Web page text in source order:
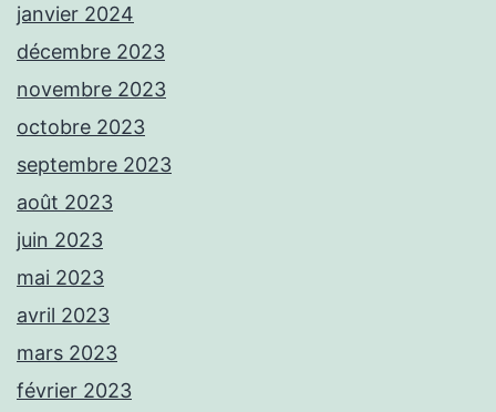
janvier 2024
décembre 2023
novembre 2023
octobre 2023
septembre 2023
août 2023
juin 2023
mai 2023
avril 2023
mars 2023
février 2023